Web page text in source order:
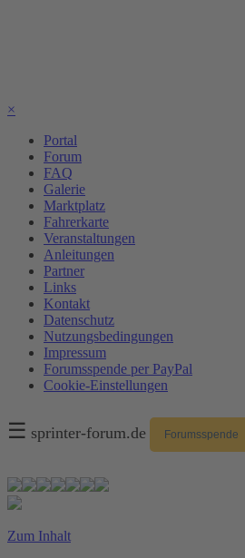
×
Portal
Forum
FAQ
Galerie
Marktplatz
Fahrerkarte
Veranstaltungen
Anleitungen
Partner
Links
Kontakt
Datenschutz
Nutzungsbedingungen
Impressum
Forumsspende per PayPal
Cookie-Einstellungen
☰ sprinter-forum.de Forumsspende
Zum Inhalt